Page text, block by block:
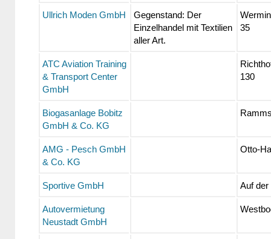
Ullrich Moden GmbH
Gegenstand: Der
Einzelhandel mit Textilien
aller Art.
35
ATC Aviation Training
& Transport Center
GmbH
130
Biogasanlage Bobitz
GmbH & Co. KG
AMG - Pesch GmbH
& Co. KG
Otto-
Sportive GmbH Auf der
Autovermietung
Neustadt GmbH